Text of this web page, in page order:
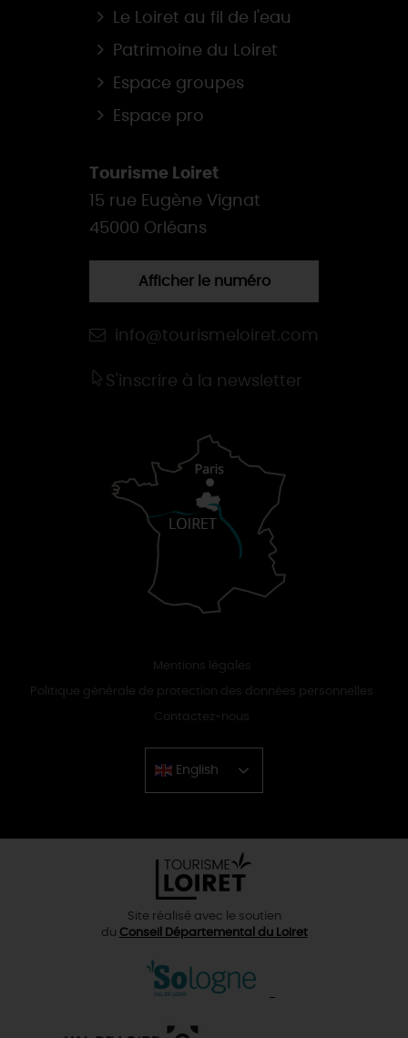
Le Loiret au fil de l'eau
Patrimoine du Loiret
Espace groupes
Espace pro
Tourisme Loiret
15 rue Eugène Vignat
45000 Orléans
Afficher le numéro
info@tourismeloiret.com
S'inscrire à la newsletter
Mentions légales
Politique générale de protection des données personnelles
Contactez-nous
English
Chinese
Site réalisé avec le soutien
du Conseil Départemental du Loiret